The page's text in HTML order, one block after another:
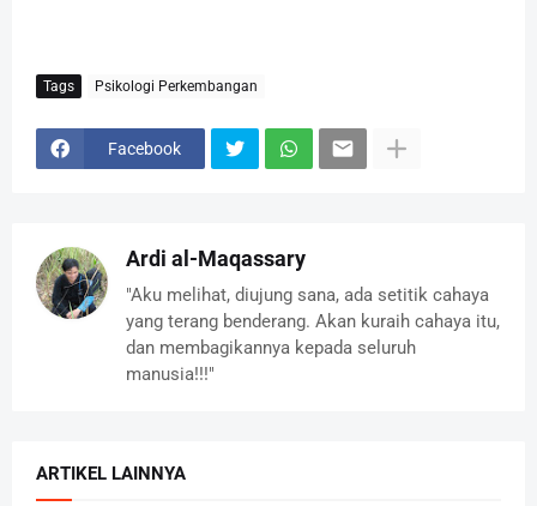
Tags Psikologi Perkembangan
Facebook
Ardi al-Maqassary
"Aku melihat, diujung sana, ada setitik cahaya
yang terang benderang. Akan kuraih cahaya itu,
dan membagikannya kepada seluruh
manusia!!!"
ARTIKEL LAINNYA